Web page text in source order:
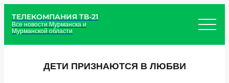
ТЕЛЕКОМПАНИЯ ТВ-21
Все новости Мурманска и
Мурманской области
ДЕТИ ПРИЗНАЮТСЯ В ЛЮБВИ